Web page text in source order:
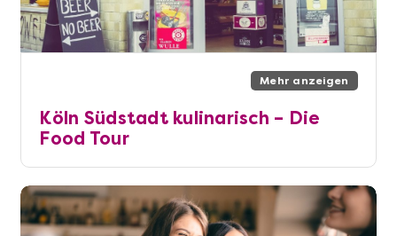
Mehr anzeigen
Köln Südstadt kulinarisch – Die
Food Tour